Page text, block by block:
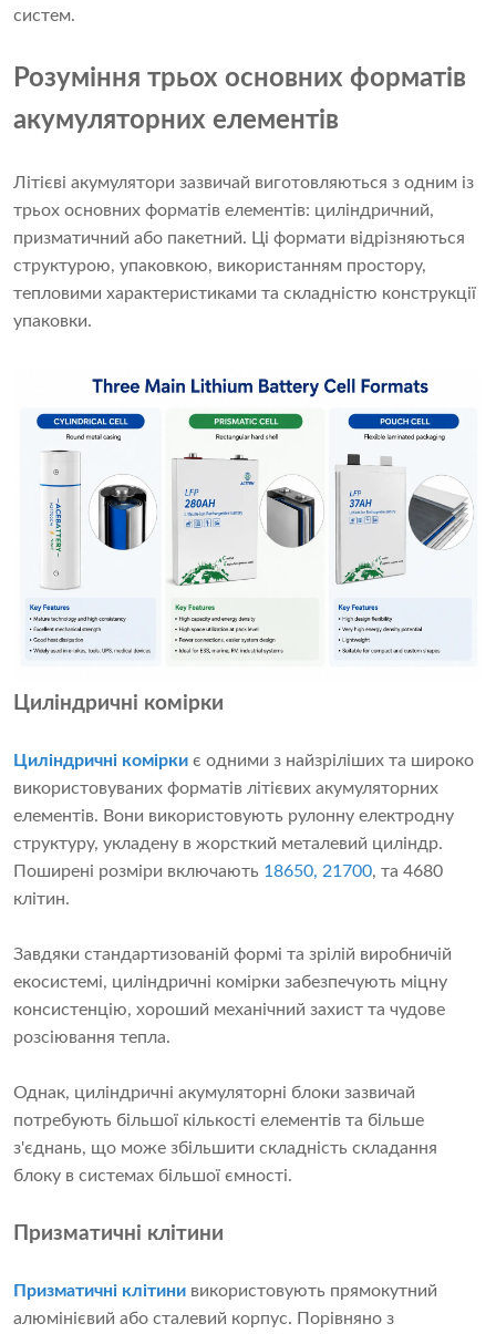
систем.
Розуміння трьох основних форматів
акумуляторних елементів
Літієві акумулятори зазвичай виготовляються з одним із
трьох основних форматів елементів: циліндричний,
призматичний або пакетний. Ці формати відрізняються
структурою, упаковкою, використанням простору,
тепловими характеристиками та складністю конструкції
упаковки.
Циліндричні комірки
Циліндричні комірки є одними з найзріліших та широко
використовуваних форматів літієвих акумуляторних
елементів. Вони використовують рулонну електродну
структуру, укладену в жорсткий металевий циліндр.
Поширені розміри включають 18650, 21700, та 4680
клітин.
Завдяки стандартизованій формі та зрілій виробничій
екосистемі, циліндричні комірки забезпечують міцну
консистенцію, хороший механічний захист та чудове
розсіювання тепла.
Однак, циліндричні акумуляторні блоки зазвичай
потребують більшої кількості елементів та більше
з'єднань, що може збільшити складність складання
блоку в системах більшої ємності.
Призматичні клітини
Призматичні клітини використовують прямокутний
алюмінієвий або сталевий корпус. Порівняно з